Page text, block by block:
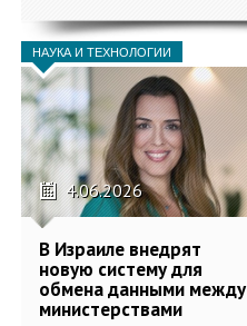
НАУКА И ТЕХНОЛОГИИ
4.06.2026
В Израиле внедрят
новую систему для
обмена данными между
министерствами